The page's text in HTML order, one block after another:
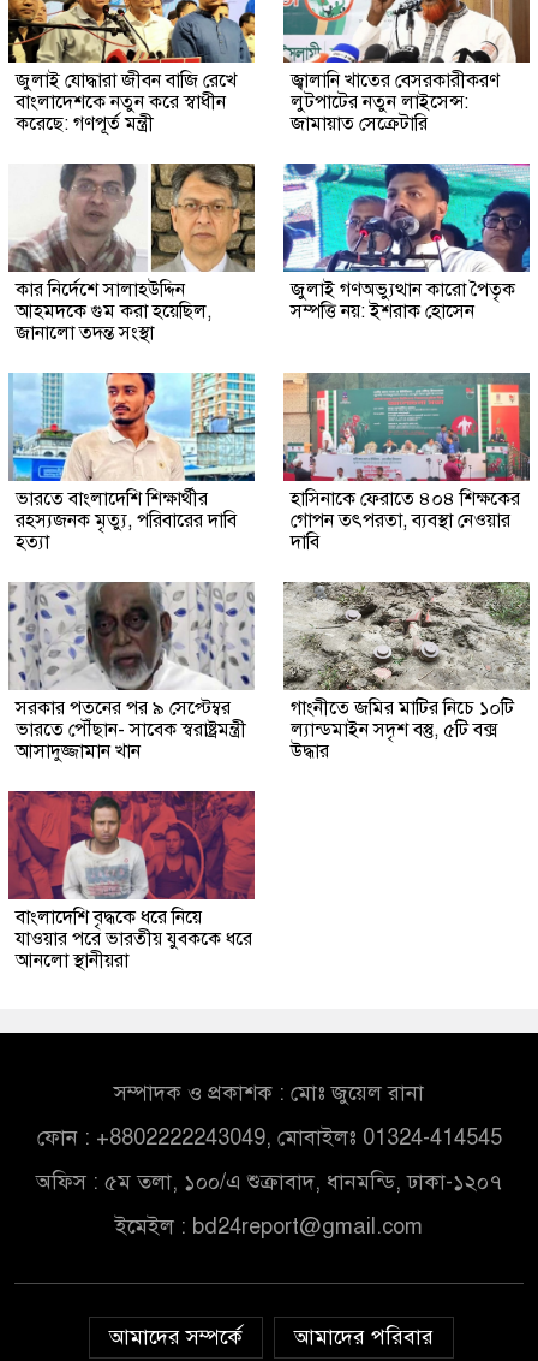
জুলাই যোদ্ধারা জীবন বাজি রেখে
বাংলাদেশকে নতুন করে স্বাধীন
করেছে: গণপূর্ত মন্ত্রী
জ্বালানি খাতের বেসরকারীকরণ
লুটপাটের নতুন লাইসেন্স:
জামায়াত সেক্রেটারি
কার নির্দেশে সালাহউদ্দিন
আহমদকে গুম করা হয়েছিল,
জানালো তদন্ত সংস্থা
জুলাই গণঅভ্যুত্থান কারো পৈতৃক
সম্পত্তি নয়: ইশরাক হোসেন
ভারতে বাংলাদেশি শিক্ষার্থীর
রহস্যজনক মৃত্যু, পরিবারের দাবি
হত্যা
হাসিনাকে ফেরাতে ৪০৪ শিক্ষকের
গোপন তৎপরতা, ব্যবস্থা নেওয়ার
দাবি
সরকার পতনের পর ৯ সেপ্টেম্বর
ভারতে পৌঁছান- সাবেক স্বরাষ্ট্রমন্ত্রী
আসাদুজ্জামান খান
গাংনীতে জমির মাটির নিচে ১০টি
ল্যান্ডমাইন সদৃশ বস্তু, ৫টি বক্স
উদ্ধার
বাংলাদেশি বৃদ্ধকে ধরে নিয়ে
যাওয়ার পরে ভারতীয় যুবককে ধরে
আনলো স্থানীয়রা
সম্পাদক ও প্রকাশক : মোঃ জুয়েল রানা
ফোন : +8802222243049, মোবাইলঃ 01324-414545
অফিস : ৫ম তলা, ১০০/এ শুক্রাবাদ, ধানমন্ডি, ঢাকা-১২০৭
ইমেইল : bd24report@gmail.com
আমাদের সম্পর্কে আমাদের পরিবার